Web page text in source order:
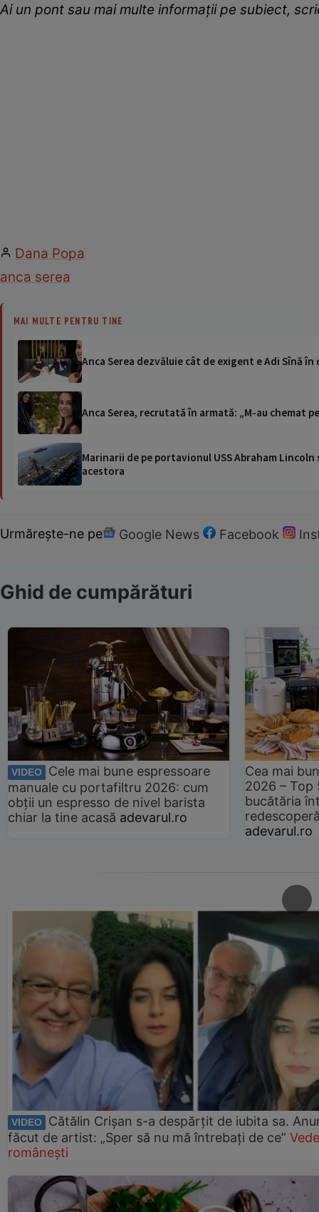
Ai un pont sau mai multe informații pe subiect,
Dana Popa
anca serea
MAI MULTE PENTRU TINE
Anca Serea dezvăluie cât de exigent e Adi Sînă
Anca Serea, recrutată în armată: „M-au chemat
Marinarii de pe portavionul USS Abraham
acestora
Urmărește-ne pe Google News Facebook
Ghid de cumpărături
VIDEO
Cele mai bune espressoare
manuale cu portafiltru 2026: cum
obții un espresso de nivel barista
chiar la tine acasă adevarul.ro
Cea mai
2026 –
bucătăria
adevarul.ro
VIDEO
Cătălin Crișan s-a despărțit de iubita sa.
făcut de artist: „Sper să nu mă întrebați de ce”
românești